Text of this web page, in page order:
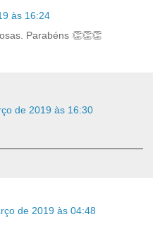
às 16:24
Parabéns 👏👏👏
de 2019 às 16:30
de 2019 às 04:48